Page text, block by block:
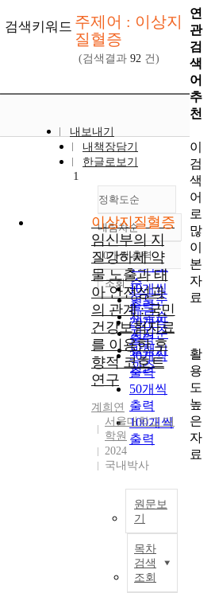
검색키워드 주제어 : 이상지
질혈증
(검색결과 92 건)
내보내기
내책장담기
한글로보기
정확도순
정확도
순
인기도
순
연도순
제목순
저자순
발행기
관순
내림차순
내림차순
10개씩 출력
10개씩
출력
20개씩
출력
30개씩
출력
50개씩
출력
100개씩
출력
조회
1
이상지질혈증
임신부의 지
질강하제 약
물 노출과 태
아 안전성과
의 관계 : 국민
건강보험자료
를 이용한 후
향적 코호트
연구
계희연
서울대학교 대
학원
2024
국내박사
원문보
기
목차
검색
조회
연
관
검
색
어
추
천
이
검
색
어
로
많
이
본
자
료
활
용
도
높
은
자
료